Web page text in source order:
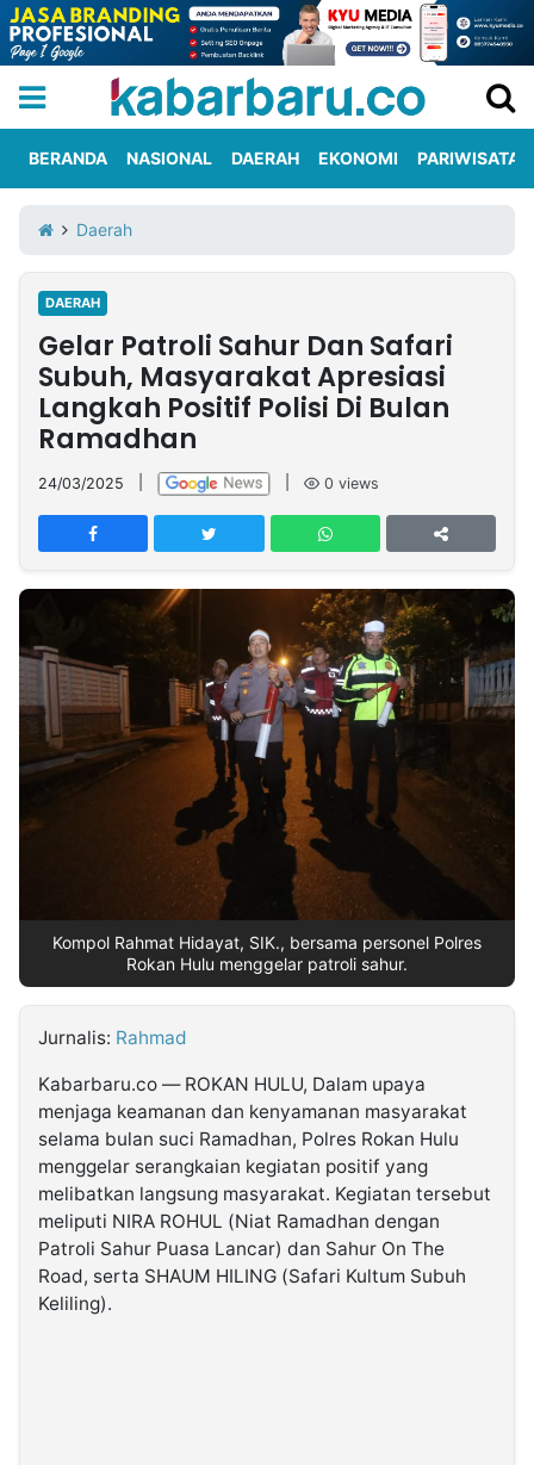
Iklan
Berita
Kami
Nasional
International
Olahraga
Entertainment
Daerah
Pariwisata
Kuliner
Kolom
Network
PT
TREETAN
MULTIMEDIA
INDONESIA
Partner
Insight
NTB
Suara
Time
Lens
IDN
Daily
Jogja
Jalan
Rakyat
Idealita
News
Kita
Notice
Dinamikapost.com
Radar
Baru
Seedbacklink
Kabarbaru.co
2026
Kabarbaru
Media
Holding
BERANDA NASIONAL DAERAH EKONOMI PARIWISATA
Daerah
DAERAH
Gelar Patroli Sahur Dan Safari
Subuh, Masyarakat Apresiasi
Langkah Positif Polisi Di Bulan
Ramadhan
24/03/2025 0 views
Kompol Rahmat Hidayat, SIK., bersama personel Polres
Rokan Hulu menggelar patroli sahur.
Jurnalis: Rahmad
Kabarbaru.co — ROKAN HULU, Dalam upaya
menjaga keamanan dan kenyamanan masyarakat
selama bulan suci Ramadhan, Polres Rokan Hulu
menggelar serangkaian kegiatan positif yang
melibatkan langsung masyarakat. Kegiatan tersebut
meliputi NIRA ROHUL (Niat Ramadhan dengan
Patroli Sahur Puasa Lancar) dan Sahur On The
Road, serta SHAUM HILING (Safari Kultum Subuh
Keliling).